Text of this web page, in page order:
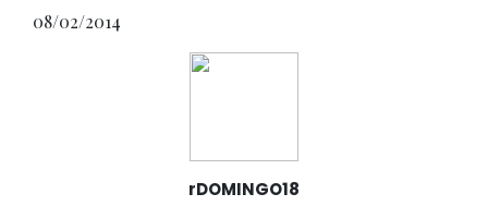
08/02/2014
rDOMINGO18